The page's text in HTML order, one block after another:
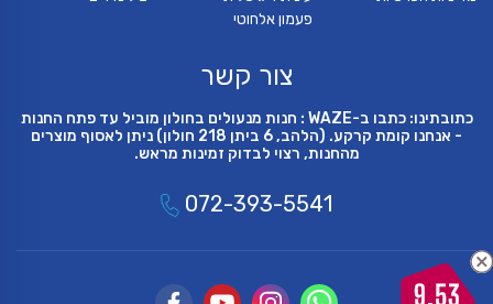
פעמון אלחוטי
צור קשר
כתובתינו: כתבו ב-WAZE : חנות מנעולים בחולון מוביל עד פתח החנות
- אנחנו קומת קרקע. (הלהב, 6 ביתן 218 חולון) ניתן לאסוף מוצרים
מהחנות, רצוי לבדוק זמינות מראש.
072-393-5541
9.53